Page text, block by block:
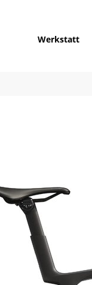
Werkstatt